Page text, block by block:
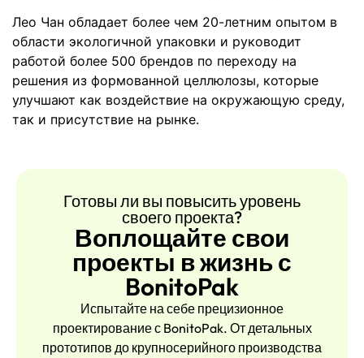
Лео Чан обладает более чем 20-летним опытом в
области экологичной упаковки и руководит
работой более 500 брендов по переходу на
решения из формованной целлюлозы, которые
улучшают как воздействие на окружающую среду,
так и присутствие на рынке.
Готовы ли вы повысить уровень
своего проекта?
Воплощайте свои
проекты в жизнь с
BonitoPak
Испытайте на себе прецизионное
проектирование с BonitoPak. От детальных
прототипов до крупносерийного производства